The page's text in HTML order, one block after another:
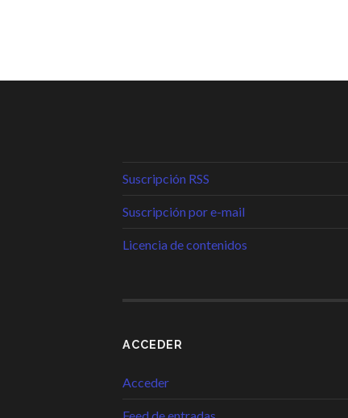
Suscripción RSS
Suscripción por e-mail
Licencia de contenidos
ACCEDER
Acceder